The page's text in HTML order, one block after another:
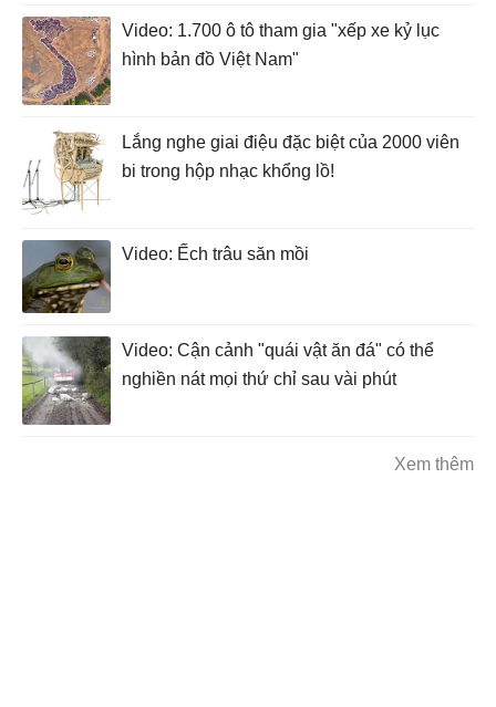
Video: 1.700 ô tô tham gia "xếp xe kỷ lục
hình bản đồ Việt Nam"
Lắng nghe giai điệu đặc biệt của 2000 viên
bi trong hộp nhạc khổng lồ!
Video: Ếch trâu săn mồi
Video: Cận cảnh "quái vật ăn đá" có thể
nghiền nát mọi thứ chỉ sau vài phút
Xem thêm